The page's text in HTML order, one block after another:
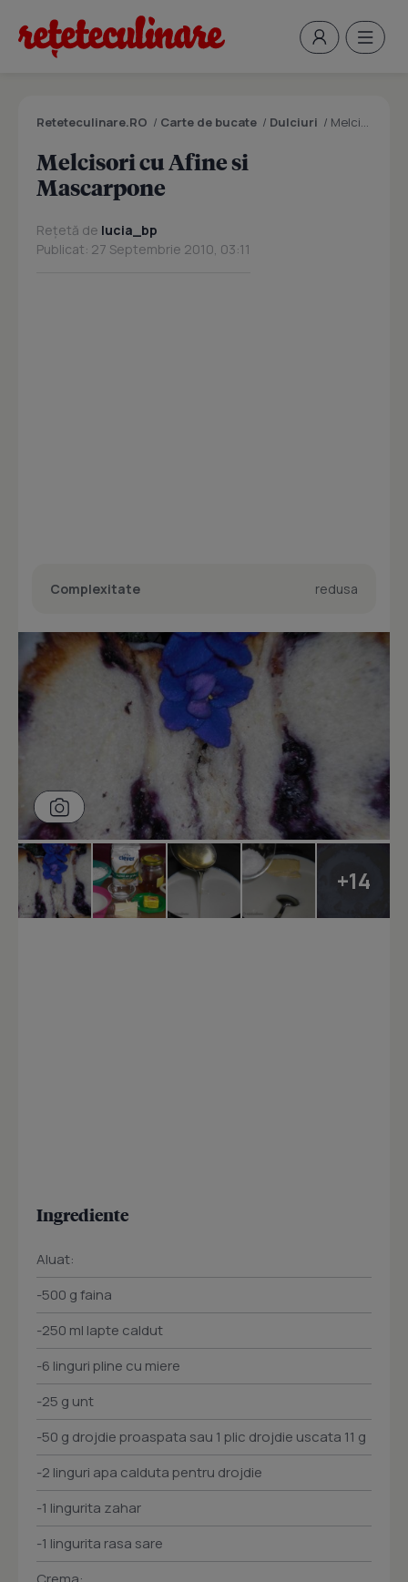
Reteteculinare.RO / Carte de bucate / Dulciuri / Melcisori cu Afine si Mascarpone
Melcisori cu Afine si
Mascarpone
Rețetă de lucia_bp
Publicat: 27 Septembrie 2010, 03:11
Complexitate redusa
+14
Ingrediente
Aluat:
-500 g faina
-250 ml lapte caldut
-6 linguri pline cu miere
-25 g unt
-50 g drojdie proaspata sau 1 plic drojdie uscata 11 g
-2 linguri apa calduta pentru drojdie
-1 lingurita zahar
-1 lingurita rasa sare